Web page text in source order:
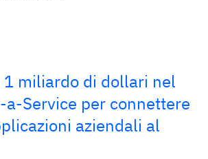
miliardo di dollari nel
Service per connettere
aziendali al